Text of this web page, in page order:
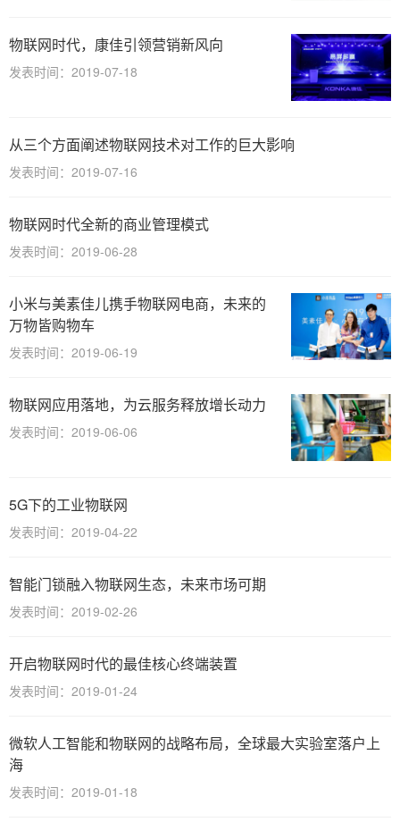
物联网时代，康佳引领营销新风向
发表时间：2019-07-18
从三个方面阐述物联网技术对工作的巨大影响
发表时间：2019-07-16
物联网时代全新的商业管理模式
发表时间：2019-06-28
小米与美素佳儿携手物联网电商，未来的
万物皆购物车
发表时间：2019-06-19
物联网应用落地，为云服务释放增长动力
发表时间：2019-06-06
5G下的工业物联网
发表时间：2019-04-22
智能门锁融入物联网生态，未来市场可期
发表时间：2019-02-26
开启物联网时代的最佳核心终端装置
发表时间：2019-01-24
微软人工智能和物联网的战略布局，全球最大实验室落户上
海
发表时间：2019-01-18